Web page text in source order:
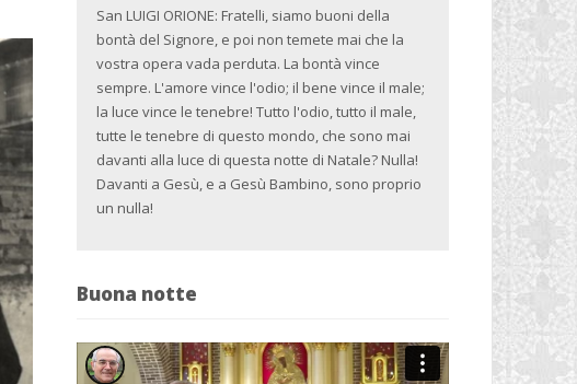
San LUIGI ORIONE: Fratelli, siamo buoni della
bontà del Signore, e poi non temete mai che la
vostra opera vada perduta. La bontà vince
sempre. L'amore vince l'odio; il bene vince il male;
la luce vince le tenebre! Tutto l'odio, tutto il male,
tutte le tenebre di questo mondo, che sono mai
davanti alla luce di questa notte di Natale? Nulla!
Davanti a Gesù, e a Gesù Bambino, sono proprio
un nulla!
Buona notte